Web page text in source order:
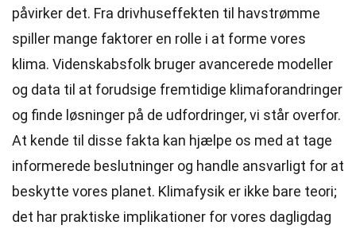
påvirker det. Fra drivhuseffekten til havstrømme
spiller mange faktorer en rolle i at forme vores
klima. Videnskabsfolk bruger avancerede modeller
og data til at forudsige fremtidige klimaforandringer
og finde løsninger på de udfordringer, vi står overfor.
At kende til disse fakta kan hjælpe os med at tage
informerede beslutninger og handle ansvarligt for at
beskytte vores planet. Klimafysik er ikke bare teori;
det har praktiske implikationer for vores dagligdag